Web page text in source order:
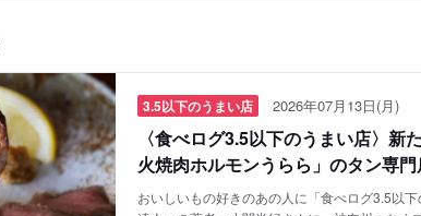
3.5以下のうまい店 2026年07月13日(月)
〈食べログ3.5以下のうまい店〉
火焼肉ホルモンうらら」のタン専
おいしいもの好きのあの人に「食べログ3.5以